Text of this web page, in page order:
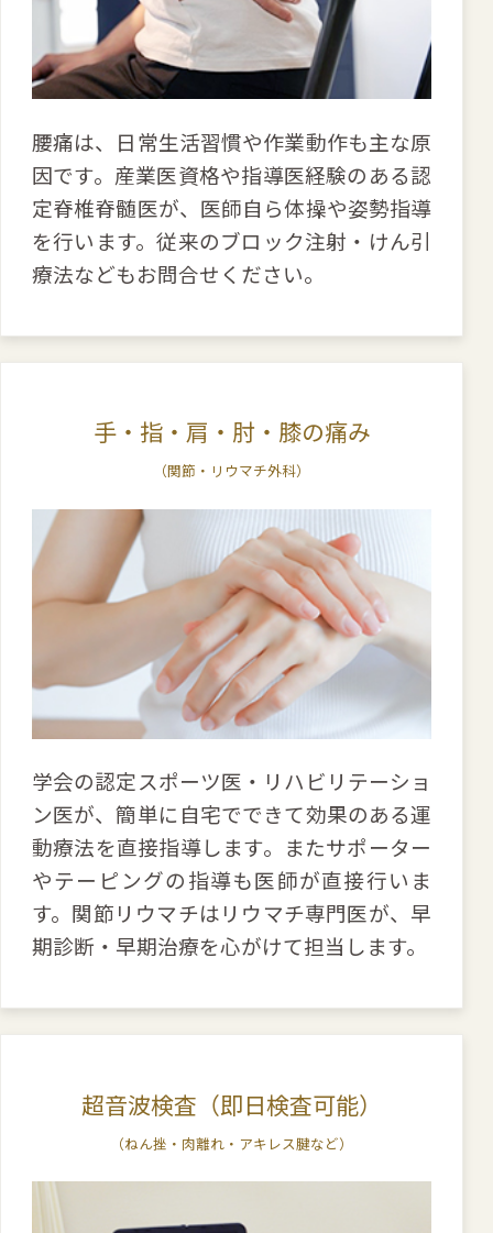
腰痛は、日常生活習慣や作業動作も主な原
因です。産業医資格や指導医経験のある認
定脊椎脊髄医が、医師自ら体操や姿勢指導
を行います。従来のブロック注射・けん引
療法などもお問合せください。
手・指・肩・肘・膝の痛み
（関節・リウマチ外科）
学会の認定スポーツ医・リハビリテーショ
ン医が、簡単に自宅でできて効果のある運
動療法を直接指導します。またサポーター
やテーピングの指導も医師が直接行いま
す。関節リウマチはリウマチ専門医が、早
期診断・早期治療を心がけて担当します。
超音波検査（即日検査可能）
（ねん挫・肉離れ・アキレス腱など）